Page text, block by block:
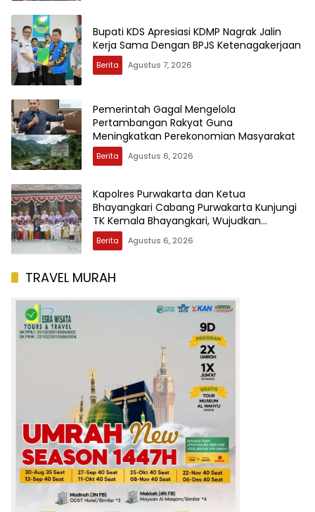
Bupati KDS Apresiasi KDMP Nagrak Jalin
Kerja Sama Dengan BPJS Ketenagakerjaan
Berita Agustus 7, 2026
Pemerintah Gagal Mengelola
Pertambangan Rakyat Guna
Meningkatkan Perekonomian Masyarakat
Berita Agustus 6, 2026
Kapolres Purwakarta dan Ketua
Bhayangkari Cabang Purwakarta Kunjungi
TK Kemala Bhayangkari, Wujudkan
Kepedulian Terhadap Pendidikan Anak Usia
Dini
Berita Agustus 6, 2026
TRAVEL MURAH